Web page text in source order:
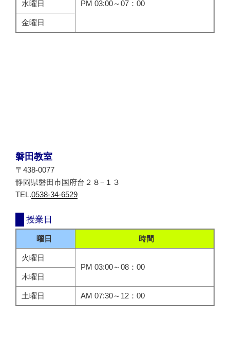
PM 03:00～07：00
水曜日
金曜日
磐田教室
〒438-0077
静岡県磐田市国府台２８−１３
TEL.0538-34-6529
授業日
曜日 時間
火曜日
PM 03:00～08：00
木曜日
土曜日 AM 07:30～12：00